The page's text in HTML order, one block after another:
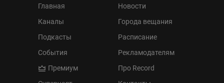
Главная
Каналы
Подкасты
События
Премиум
Новости
Города вещания
Расписание
Рекламодателям
Про Record